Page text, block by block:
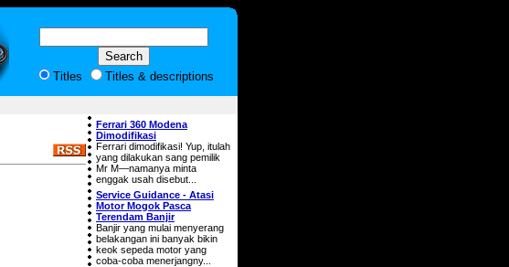
Titles Titles & descriptions
Ferrari 360 Modena
Dimodifikasi
Ferrari dimodifikasi! Yup, itulah
yang dilakukan sang pemilik
Mr M—namanya minta
enggak usah disebut...
Service Guidance - Atasi
Motor Mogok Pasca
Terendam Banjir
Banjir yang mulai menyerang
belakangan ini banyak bikin
keok sepeda motor yang
coba-coba menerjangny...